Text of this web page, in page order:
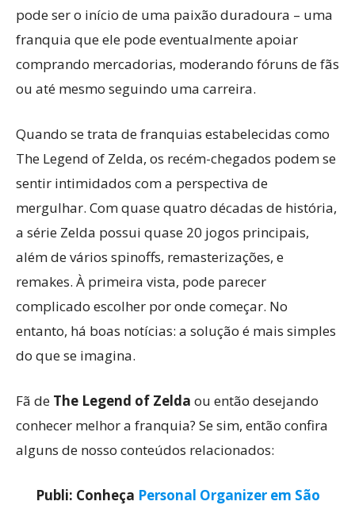
pode ser o início de uma paixão duradoura – uma
franquia que ele pode eventualmente apoiar
comprando mercadorias, moderando fóruns de fãs
ou até mesmo seguindo uma carreira.
Quando se trata de franquias estabelecidas como
The Legend of Zelda, os recém-chegados podem se
sentir intimidados com a perspectiva de
mergulhar. Com quase quatro décadas de história,
a série Zelda possui quase 20 jogos principais,
além de vários spinoffs, remasterizações, e
remakes. À primeira vista, pode parecer
complicado escolher por onde começar. No
entanto, há boas notícias: a solução é mais simples
do que se imagina.
Fã de The Legend of Zelda ou então desejando
conhecer melhor a franquia? Se sim, então confira
alguns de nosso conteúdos relacionados:
Publi: Conheça Personal Organizer em São